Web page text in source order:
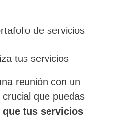
tus servicios
reunión con un
que puedas
tus servicios